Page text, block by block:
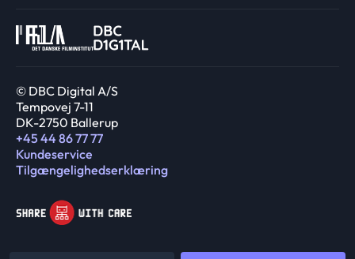
© DBC Digital A/S
Tempovej 7-11
DK-2750 Ballerup
+45 44 86 77 77
Kundeservice
Tilgængelighedserklæring